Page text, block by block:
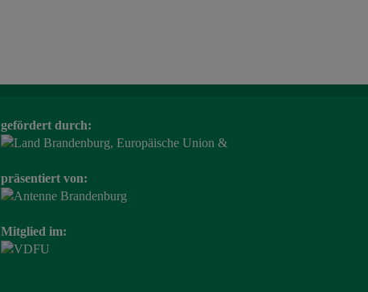
gefördert durch:
präsentiert von:
Mitglied im: